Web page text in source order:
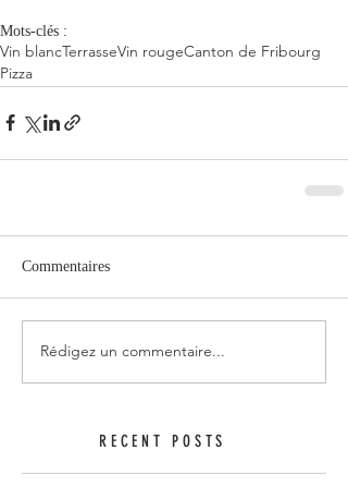
Mots-clés :
Vin blancTerrasseVin rougeCanton de Fribourg
Pizza
Commentaires
Rédigez un commentaire...
RECENT POSTS